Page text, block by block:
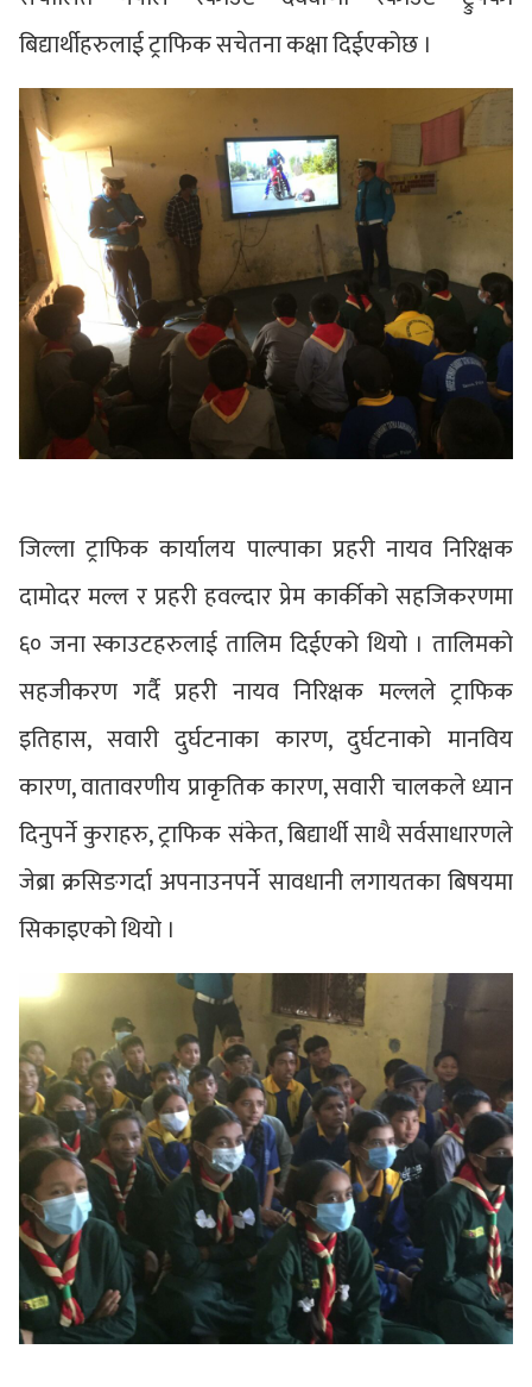
बिद्यार्थीहरुलाई ट्राफिक सचेतना कक्षा दिईएकोछ ।
जिल्ला ट्राफिक कार्यालय पाल्पाका प्रहरी नायव निरिक्षक
दामोदर मल्ल र प्रहरी हवल्दार प्रेम कार्कीको सहजिकरणमा
६० जना स्काउटहरुलाई तालिम दिईएको थियो । तालिमको
सहजीकरण गर्दै प्रहरी नायव निरिक्षक मल्लले ट्राफिक
इतिहास, सवारी दुर्घटनाका कारण, दुर्घटनाको मानविय
कारण, वातावरणीय प्राकृतिक कारण, सवारी चालकले ध्यान
दिनुपर्ने कुराहरु, ट्राफिक संकेत, बिद्यार्थी साथै सर्वसाधारणले
जेब्रा क्रसिङगर्दा अपनाउनपर्ने सावधानी लगायतका बिषयमा
सिकाइएको थियो ।